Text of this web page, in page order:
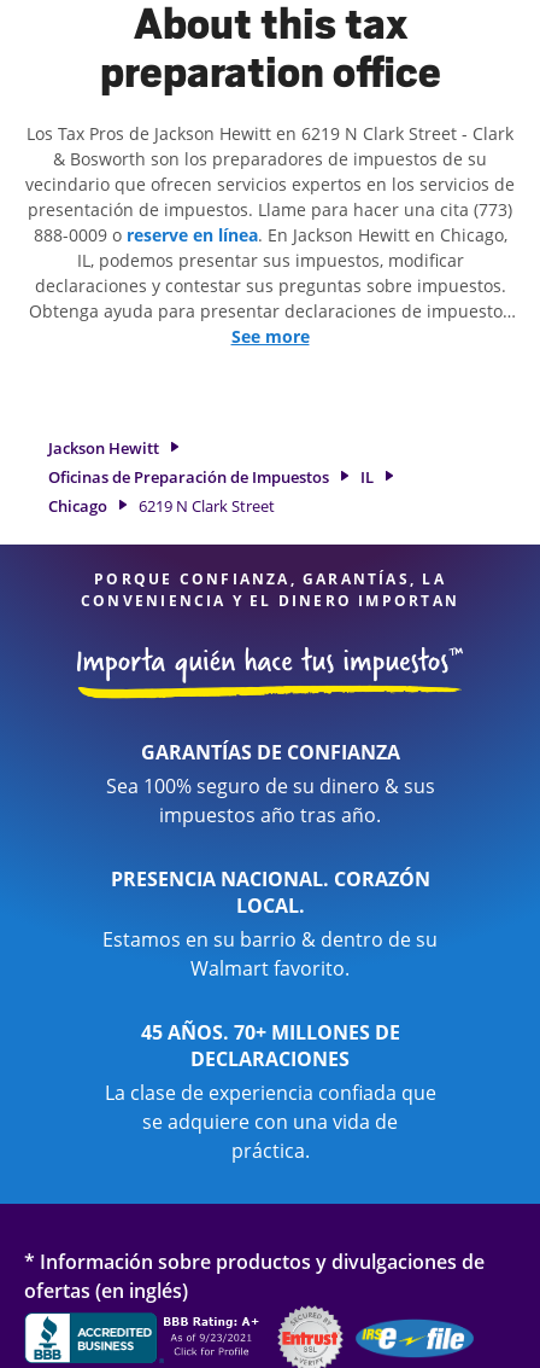
About this tax
preparation office
Los Tax Pros de Jackson Hewitt en 6219 N Clark Street - Clark
& Bosworth son ​​los preparadores de impuestos de su
vecindario que ofrecen servicios expertos en los servicios de
presentación de impuestos. Llame para hacer una cita (773)
888-0009 o reserve en línea. En Jackson Hewitt en Chicago,
IL, podemos presentar sus impuestos, modificar
declaraciones y contestar sus preguntas sobre impuestos.
Obtenga ayuda para presentar declaraciones de impuestos
simples o situaciones más complejas, como los impuestos
necesita servicios de preparación de impuestos en Chicago,
IL, la ubicación de Jackson Hewitt en 6219 N Clark Street es
una opción excelente. Con nuestros expertos profesionales
de impuestos, atención al detalle y diversidad de servicios
See more
Jackson Hewitt
Oficinas de Preparación de Impuestos
IL
Chicago
6219 N Clark Street
PORQUE CONFIANZA, GARANTÍAS, LA
CONVENIENCIA Y EL DINERO IMPORTAN
GARANTÍAS DE CONFIANZA
Sea 100% seguro de su dinero & sus
impuestos año tras año.
PRESENCIA NACIONAL. CORAZÓN
LOCAL.
Estamos en su barrio & dentro de su
Walmart favorito.
45 AÑOS. 70+ MILLONES DE
DECLARACIONES
La clase de experiencia confiada que
se adquiere con una vida de
práctica.
* Información sobre productos y divulgaciones de
ofertas (en inglés)